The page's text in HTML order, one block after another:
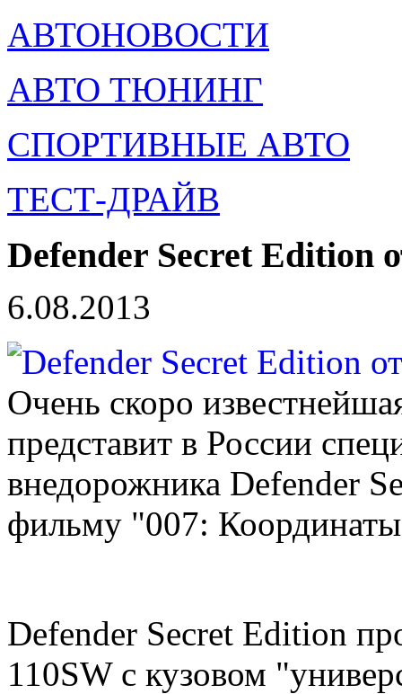
АВТОНОВОСТИ
АВТО ТЮНИНГ
СПОРТИВНЫЕ АВТО
ТЕСТ-ДРАЙВ
Defender Secret Edition
6.08.2013
Очень скоро
представит в России
внедорожника Defender
фильму "007:
Defender Secret Edition
110SW с кузовом